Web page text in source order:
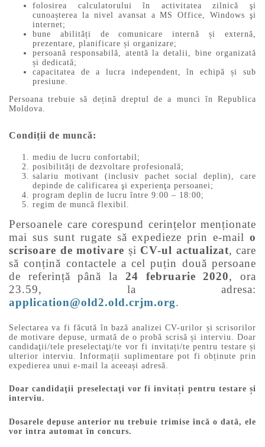
folosirea calculatorului în activitatea zilnică şi
cunoașterea la nivel avansat a MS Office, Windows şi
internet;
bune abilități de comunicare internă și externă,
prezentare, planificare și organizare;
persoană responsabilă, atentă la detalii, bine organizată
și dedicată;
capacitatea de a lucra independent, în echipă și sub
presiune.
Persoana trebuie să dețină dreptul de a munci în Republica
Moldova.
Condiții de muncă:
mediu de lucru confortabil;
posibilități de dezvoltare profesională;
salariu motivant (inclusiv pachet social deplin), care
depinde de calificarea şi experienţa persoanei;
program deplin de lucru între 9:00 – 18:00;
regim de muncă flexibil.
Persoanele care corespund cerințelor menționate
mai sus sunt rugate să expedieze prin e-mail o
scrisoare de motivare și CV-ul actualizat, care
să conțină contactele a cel puțin două persoane
de referință până la 24 februarie 2020, ora
23.59, la adresa:
application@old2.old.crjm.org.
Selectarea va fi făcută în bază analizei CV-urilor și scrisorilor
de motivare depuse, urmată de o probă scrisă și interviu. Doar
candidaţii/tele preselectaţi/te vor fi invitați/te pentru testare și
ulterior interviu. Informații suplimentare pot fi obținute prin
expedierea unui e-mail la aceeași adresă.
Doar candidaţii preselectaţi vor fi invitați pentru testare și
interviu.
Dosarele depuse anterior nu trebuie trimise încă o dată, ele
vor intra automat în concurs.